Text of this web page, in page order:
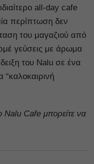
all-day cafe
περίπτωση δεν
του μαγαζιού από
γεύσεις με άρωμα
του Nalu σε ένα
Nalu Cafe μπορείτε να